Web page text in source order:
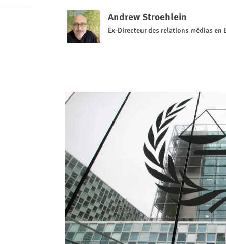
Andrew Stroehlein
Ex-Directeur des relations médias en